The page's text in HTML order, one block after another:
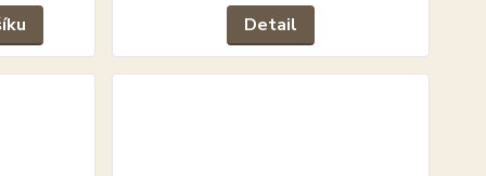
Detail